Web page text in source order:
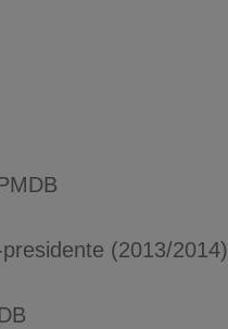
(2013/2014)